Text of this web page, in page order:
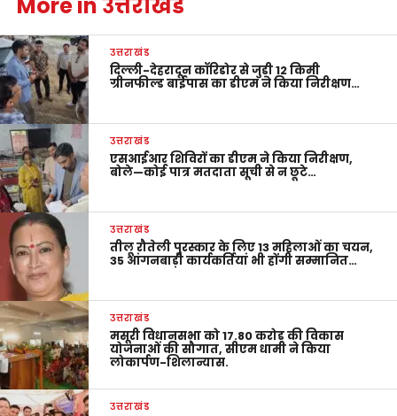
उत्तराखंड
दिल्ली-देहरादून कॉरिडोर से जुड़ी 12 किमी
ग्रीनफील्ड बाईपास का डीएम ने किया निरीक्षण…
उत्तराखंड
एसआईआर शिविरों का डीएम ने किया निरीक्षण,
बोले—कोई पात्र मतदाता सूची से न छूटे…
उत्तराखंड
तीलू रौतेली पुरस्कार के लिए 13 महिलाओं का चयन,
35 आंगनबाड़ी कार्यकर्तियां भी होंगी सम्मानित…
उत्तराखंड
मसूरी विधानसभा को 17.80 करोड़ की विकास
योजनाओं की सौगात, सीएम धामी ने किया
लोकार्पण-शिलान्यास.
उत्तराखंड